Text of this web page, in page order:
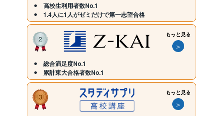
高校生利用者数No.1
1.4人に1人がゼミだけで第一志望合格
もっと見る
＞
総合満足度No.1
累計東大合格者数No.1
もっと見る
＞